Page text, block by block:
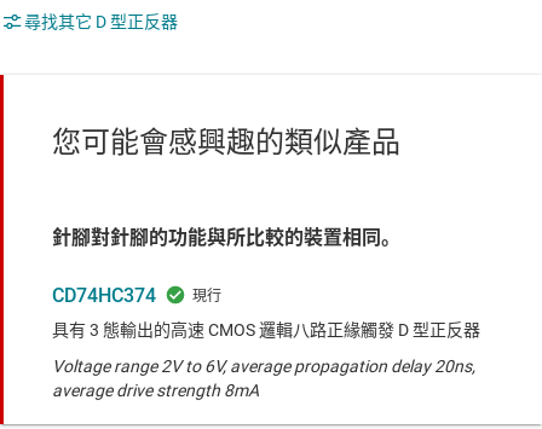
尋找其它 D 型正反器
您可能會感興趣的類似產品
針腳對針腳的功能與所比較的裝置相同。
CD74HC374
具有 3 態輸出的高速 CMOS 邏輯八路正緣觸發 D 型正反器
Voltage range 2V to 6V, average propagation delay 20ns,
average drive strength 8mA